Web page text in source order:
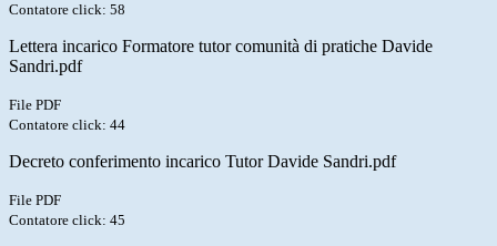
Contatore click: 58
Lettera incarico Formatore tutor comunità di pratiche Davide
Sandri.pdf
File PDF
Contatore click: 44
Decreto conferimento incarico Tutor Davide Sandri.pdf
File PDF
Contatore click: 45